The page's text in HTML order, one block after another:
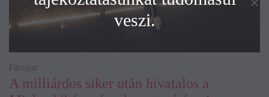
A milliárdos siker után hivatalos a
Filmipar
veszi.